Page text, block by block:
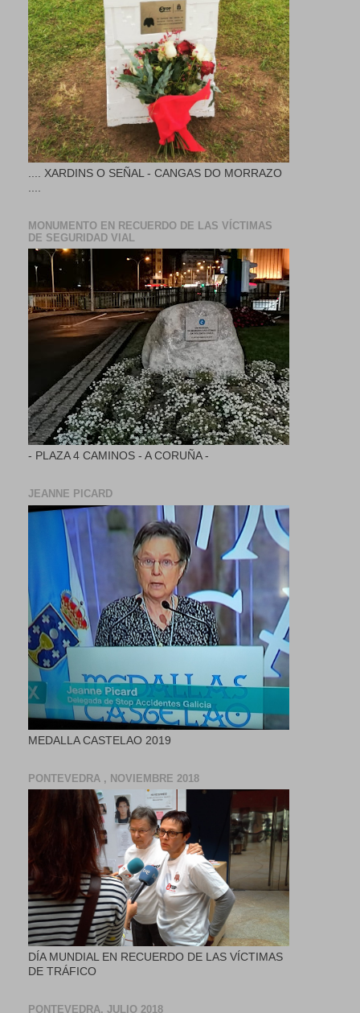
.... XARDINS O SEÑAL - CANGAS DO MORRAZO
MONUMENTO EN RECUERDO DE LAS VÍCTIMAS
DE SEGURIDAD VIAL
- PLAZA 4 CAMINOS - A CORUÑA -
JEANNE PICARD
MEDALLA CASTELAO 2019
PONTEVEDRA , NOVIEMBRE 2018
DÍA MUNDIAL EN RECUERDO DE LAS VÍCTIMAS
DE TRÁFICO
PONTEVEDRA, JULIO 2018